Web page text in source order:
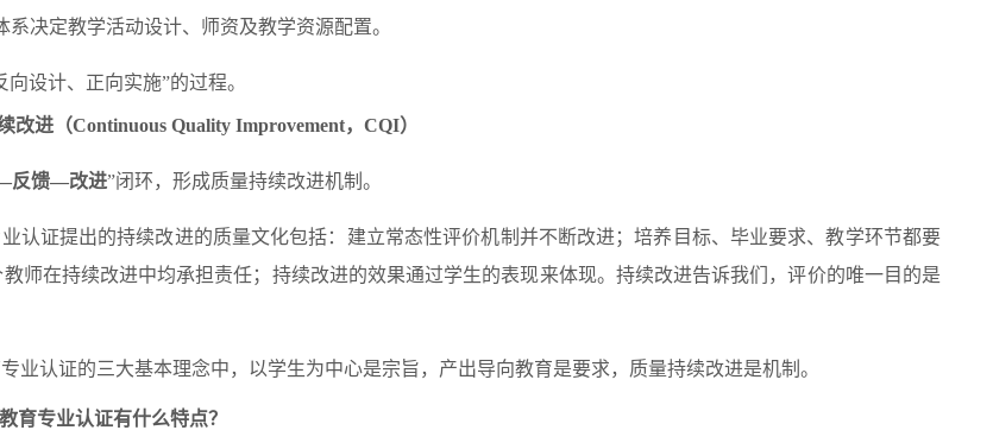
系决定教学活动设计、师资及教学资源配置。
向设计、正向实施”的过程。
改进（Continuous Quality Improvement，CQI）
反馈—改进”闭环，形成质量持续改进机制。
认证提出的持续改进的质量文化包括：建立常态性评价机制并不断改进；培养目标、毕业要求、教学环节都要
师在持续改进中均承担责任；持续改进的效果通过学生的表现来体现。持续改进告诉我们，评价的唯一目的是
业认证的三大基本理念中，以学生为中心是宗旨，产出导向教育是要求，质量持续改进是机制。
育专业认证有什么特点？